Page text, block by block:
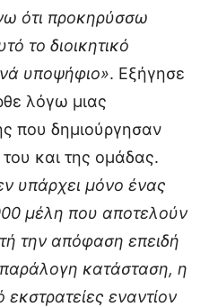
ότι προκηρύσσω
το διοικητικό
υποψήφιο». Εξήγησε
λόγω μιας
που δημιούργησαν
του και της ομάδας.
υπάρχει μόνο ένας
μέλη που αποτελούν
την απόφαση επειδή
παράλογη κατάσταση, η
εναντίον